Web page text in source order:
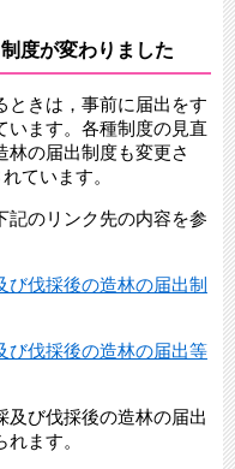
度が変わりました
ときは，事前に届出をす
います。各種制度の見直
林の届出制度も変更さ
ています。
記のリンク先の内容を参
伐採後の造林の届出制
び伐採後の造林の届出等
び伐採後の造林の届出
ます。